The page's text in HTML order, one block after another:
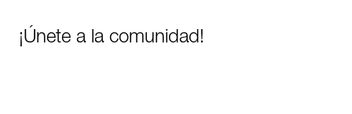
¡Únete a la comunidad!